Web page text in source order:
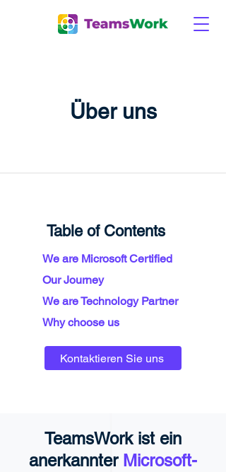
Über uns
Table of Contents
We are Microsoft Certified
Our Journey
We are Technology Partner
Why choose us
Kontaktieren Sie uns
TeamsWork ist ein
anerkannter Microsoft-